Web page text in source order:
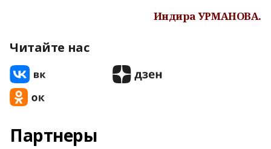
Индира УРМАНОВА.
Читайте нас
Партнеры